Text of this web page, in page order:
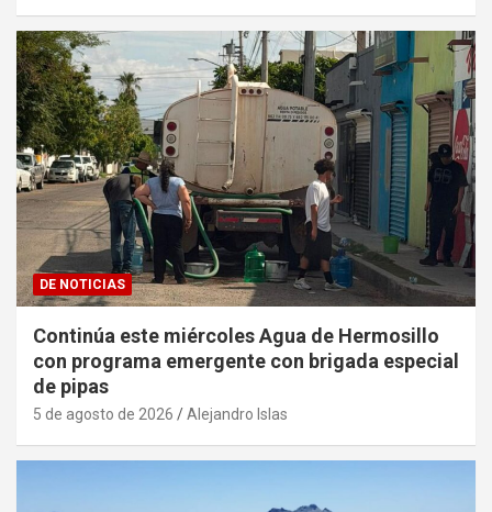
DE NOTICIAS
Continúa este miércoles Agua de Hermosillo
con programa emergente con brigada especial
de pipas
5 de agosto de 2026 Alejandro Islas